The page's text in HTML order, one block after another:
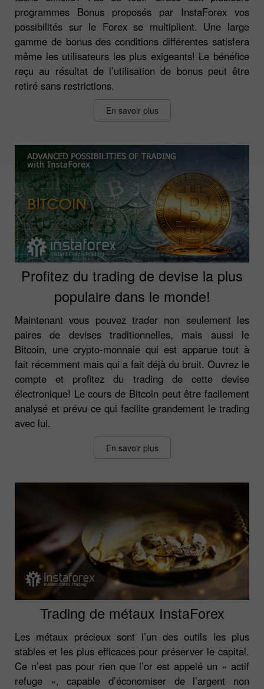
programmes Bonus proposés par InstaForex vos
possibilités sur le Forex se multiplient. Une large
gamme de bonus des conditions différentes satisfera
même les utilisateurs les plus exigeants! Le bénéfice
reçu au résultat de l’utilisation de bonus peut être
retiré sans restrictions.
En savoir plus
Profitez du trading de devise la plus
populaire dans le monde!
Maintenant vous pouvez trader non seulement les
paires de devises traditionnelles, mais aussi le
Bitcoin, une crypto-monnaie qui est apparue tout à
fait récemment mais qui a fait déjà du bruit. Ouvrez le
compte et profitez du trading de cette devise
électronique! Le cours de Bitcoin peut être facilement
analysé et prévu ce qui facilite grandement le trading
avec lui.
En savoir plus
Trading de métaux InstaForex
Les métaux précieux sont l’un des outils les plus
stables et les plus efficaces pour préserver le capital.
Ce n’est pas pour rien que l’or est appelé un « actif
refuge », capable d’économiser de l’argent non